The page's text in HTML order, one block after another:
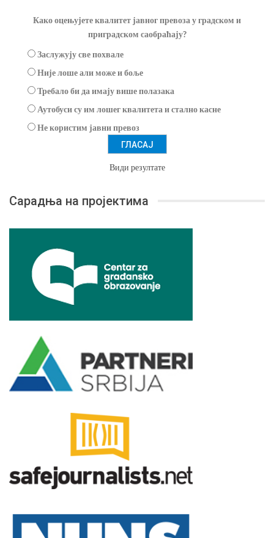
Како оцењујете квалитет јавног превоза у градском и
приградском саобраћају?
Заслужују све похвале
Није лоше али може и боље
Требало би да имају више полазака
Аутобуси су им лошег квалитета и стално касне
Не користим јавни превоз
Види резултате
Сарадња на пројектима